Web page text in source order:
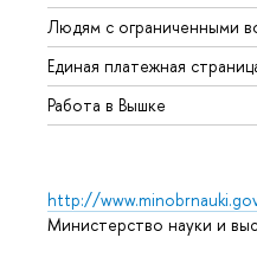
Людям с ограниченными
Единая платежная
Работа в Вышке
http://
Министерство науки и